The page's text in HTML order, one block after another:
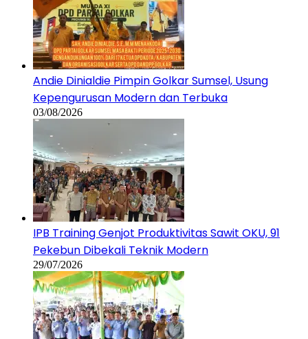
Andie Dinialdie Pimpin Golkar Sumsel, Usung
Kepengurusan Modern dan Terbuka
03/08/2026
IPB Training Genjot Produktivitas Sawit OKU, 91
Pekebun Dibekali Teknik Modern
29/07/2026